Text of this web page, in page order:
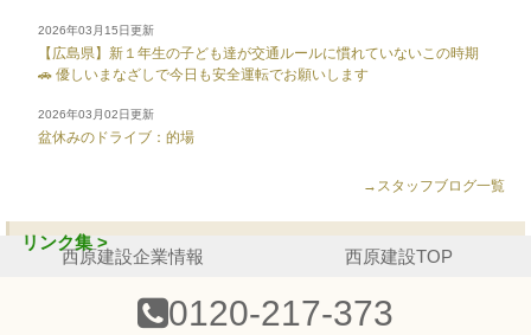
2026年03月15日更新
【広島県】新１年生の子ども達が交通ルールに慣れていないこの時期
🚗 優しいまなざしで今日も安全運転でお願いします
2026年03月02日更新
盆休みのドライブ：的場
→スタッフブログ一覧
リンク集 >
西原建設企業情報 西原建設TOP
0120-217-373